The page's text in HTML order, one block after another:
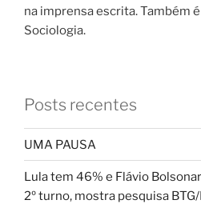
na imprensa escrita. Também
Sociologia.
Posts recentes
UMA PAUSA
Lula tem 46% e Flávio
2º turno, mostra pesquisa